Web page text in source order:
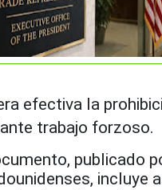
efectiva la
trabajo forzoso.
publicado
incluye